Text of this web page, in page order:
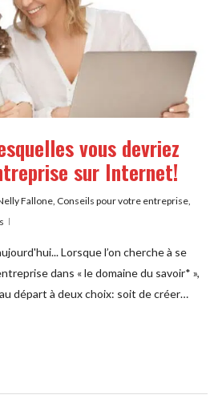
vous devriez
sur Internet!
Fallone Conseils pour votre entreprise
Lorsque l’on cherche à se
dans « le domaine du savoir* »,
départ à deux choix: soit de créer…